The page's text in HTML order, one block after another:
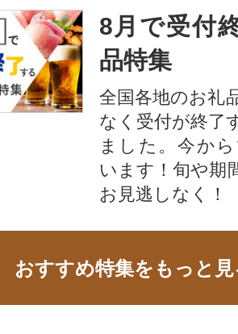
8月で受付
品特集
全国各地のお礼
なく受付が終了
ました。今か
います！旬や期
お見逃しなく！
おすすめ特集をもっと